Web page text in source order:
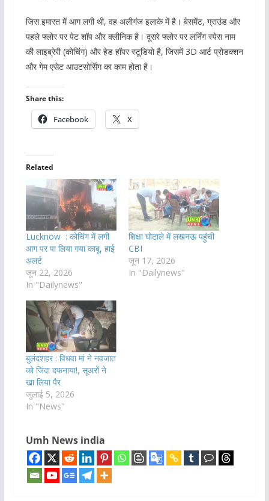
जिस इमारत में आग लगी थी, वह अलीगंज इलाके में है। बेसमेंट, ग्राउंड और
पहले फ्लोर पर पेट शॉप और क्लीनिक है। दूसरे फ्लोर पर लर्निंग स्पेस नाम
की लाइब्रेरी (कोचिंग) और हेड हॉपर स्टूडियो है, जिसमें 3D आर्ट प्रोडक्शन
और गेम एसेट आउटसोर्सिंग का काम होता है।
Share this:
Facebook X
Related
Lucknow : कोचिंग में लगी
आग पर पा लिया गया काबू, हाई
अलर्ट
जून 22, 2026
In "Dailynews"
शिक्षा घोटाले में लखनऊ पहुंची
CBI
जून 17, 2026
In "Dailynews"
बुलंदशहर : विधवा मां ने नवजात
को जिंदा दफनाया!, सूअरों ने
खा लिया पैर
जुलाई 5, 2026
In "News"
Umh News india